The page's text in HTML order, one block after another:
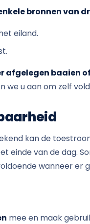
bronnen van
eiland.
afgelegen baaien
we u aan om zelf
kan de
einde van de dag.
wanneer er
mee en maak